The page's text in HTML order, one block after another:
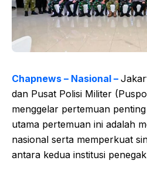
Chapnews – Nasional –
dan Pusat Polisi Militer
menggelar pertemuan
utama pertemuan ini adalah
nasional serta memperkuat
antara kedua institusi